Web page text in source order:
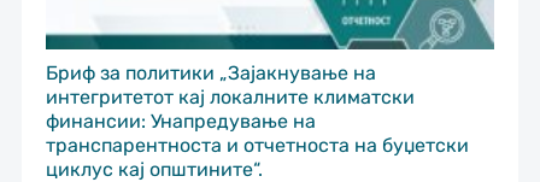
Бриф за политики „Зајакнување на
интегритетот кај локалните климатски
финансии: Унапредување на
транспарентноста и отчетноста на буџетски
циклус кај општините“.